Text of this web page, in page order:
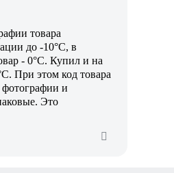
товара
до -10°С, в
- 0°С. Купил и на
При этом код товара
фотографии и
Это